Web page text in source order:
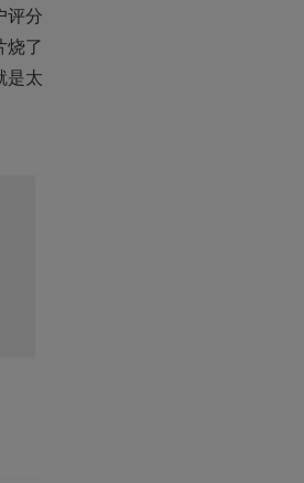
评分
烧了
是太